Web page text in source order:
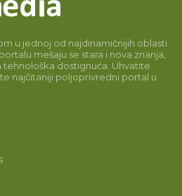
u jednoj od najdinamičnijih oblasti
mešaju se stara i nova znanja,
dostignuća. Uhvatite
najčitaniji poljoprivredni portal u